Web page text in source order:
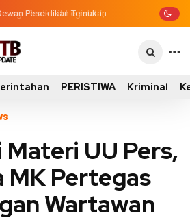
Dewan Pendidikan Temukan
305 Siswa SDN Kanar Belajar di
Eksekutif-Legislatif, Wabup
Tujuh Kontainer
PERISTIWA Kriminal
Materi UU Pers,
MK Pertegas
Wartawan